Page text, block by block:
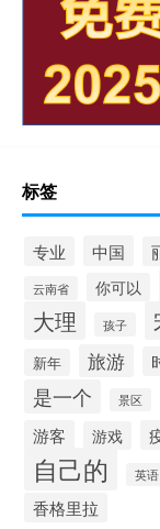
标签
专业 中国
云南省 你可以
大理 孩子
新年 旅游
是一个 景区
游客 游戏
自己的 英语
香格里拉